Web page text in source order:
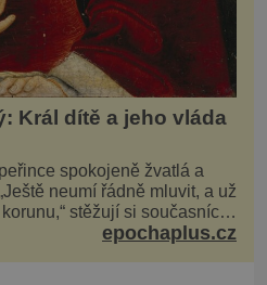
Král dítě a jeho vláda
spokojeně žvatlá a
neumí řádně mluvit, a už
stěžují si současníci,
droboučký princ se dnes
epochaplus.cz